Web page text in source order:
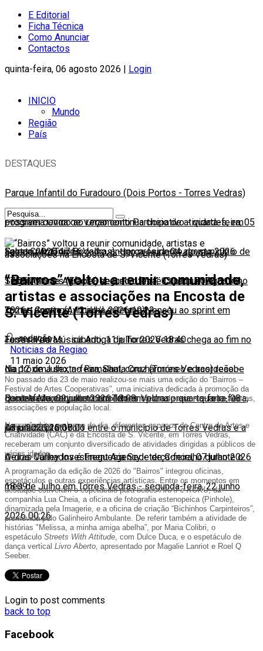
E Editorial
Ficha Técnica
Como Anunciar
Contactos
quinta-feira, 06 agosto 2026 | Login
INICIO
Mundo
Região
País
DESTAQUES
Parque Infantil do Furadouro (Dois Portos - Torres Vedras)
possível devido ao Orçamento Participativo-quarta-feira, 05
agosto 2026 17:56
Programa Onda de Verão continua cheio de atividades, em
Santa Cruz (Torres Vedras)-terça-feira, 04 agosto 2026
17:05
Faleceu António Bogalho, antigo presidente do município de
Sobral Monte Agraço-segunda-feira, 13 julho 2026 11:44
Tiago Antunes (Efapel) venceu o Troféu Joaquim Agostinho
2026-domingo, 12 julho 2026 19:22
Tomas Contte (Aviludo/Louletano) venceu ao sprint em
Torres Vedras-sábado, 11 julho 2026 18:40
Festival de Música Antiga de Torres Vedras chega ao fim no
dia 12 de Julho, no Ramalhal, com harmóneo e acordeão-
quinta-feira, 09 julho 2026 18:08
Na próxima sexta-feira, Santa Cruz (Torres Vedras) recebe
Daniela Mercury num concerto em plena praia-quarta-feira,
08 julho 2026 18:01
Encontrado esqueleto em Torres Vedras-quarta-feira, 08
julho 2026 12:07
Assinado protocolo entre o município de Torres Vedras e a
Oeiras Valley Investment Agency-terça-feira, 07 julho 2026
18:09
A-dos-Cunhados é Freguesia Sede de Concelho durante o
mês de Julho em Torres Vedras-segunda-feira, 22 junho
2026 00:26
“Bairros” voltou a reunir comunidade,
artistas e associações na Encosta de
S. Vicente (Torres Vedras)
redação
Noticias da Regiao
11 maio 2026
No passado dia 23 de maio realizou-se mais uma edição do “Bairros –
Festival de Artes Cooperativas”, uma iniciativa dedicada à promoção da
criação artística, da participação comunitária e do encontro entre artistas,
associações e população local.
Nesse âmbito, ao longo do dia, diferentes espaços do Centro de Artes e
Criatividade (CAC) e da Encosta de S. Vicente, em Torres Vedras,
receberam um conjunto diversificado de atividades dirigidas a públicos de
várias idades.
A programação da edição de 2026 do "Bairros" integrou oficinas,
espetáculos e outras experiências artísticas. Entre os momentos em
destaque estiveram o espetáculo para bebésAKAI e KOKU, da
companhia Lua Cheia, a oficina de fotografia estenopeica (Pinhole),
dinamizada pela Imagerie, e a oficina de criação “Bichinhos Carpinteiros”,
promovida pelo Galinheiro Ambulante. De referir também a atividade de
histórias "Melissa, a minha amiga abelha”, por Maria Colibri, o
espetáculo Streets With Attitude , com Dulce Duca, e o espetáculo de
dança vertical Livro Aberto , apresentado por Magalie Lanriot e Roel Q
Seeber.
Login to post comments
back to top
Facebook